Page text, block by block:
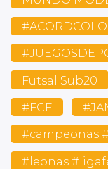
Futsal Sub20
#FCF
#campeonas
#leonas